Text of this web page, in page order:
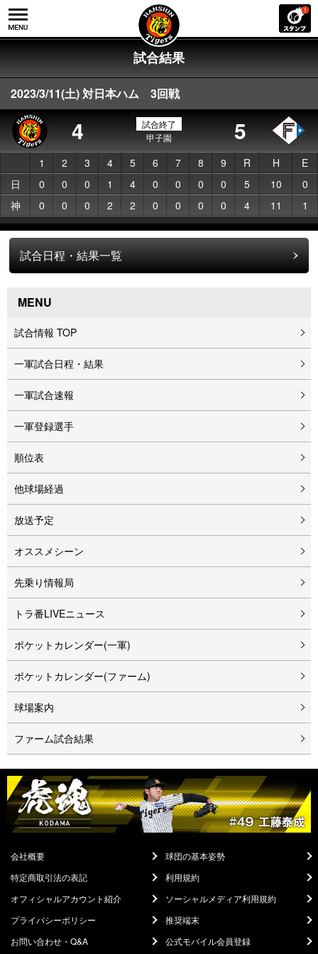
試合結果
2023/3/11(土) 対日本ハム 3回戦
4
試合終了
甲子園
5
1 2 3 4 5 6 7 8 9 R H
E
日
0 0 0 1 4 0 0 0 0 5 10
0
神
0 0 0 2 2 0 0 0 0 4 11 1
試合日程・結果一覧
MENU
試合情報 TOP
一軍試合日程・結果
一軍試合速報
一軍登録選手
順位表
他球場経過
放送予定
オススメシーン
先乗り情報局
トラ番LIVEニュース
ポケットカレンダー(一軍)
ポケットカレンダー(ファーム)
球場案内
ファーム試合結果
会社概要
球団の基本姿勢
特定商取引法の表記
利用規約
オフィシャルアカウント紹介
ソーシャルメディア利用規約
プライバシーポリシー
推奨端末
お問い合わせ・Q&A
公式モバイル会員登録